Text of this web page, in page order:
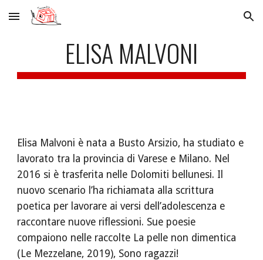
Skip to main content Skip to navigation
ELISA MALVONI
Elisa Malvoni è nata a Busto Arsizio, ha studiato e
lavorato tra la provincia di Varese e Milano. Nel
2016 si è trasferita nelle Dolomiti bellunesi. Il
nuovo scenario l’ha richiamata alla scrittura
poetica per lavorare ai versi dell’adolescenza e
raccontare nuove riflessioni. Sue poesie
compaiono nelle raccolte La pelle non dimentica
(Le Mezzelane, 2019), Sono ragazzi!